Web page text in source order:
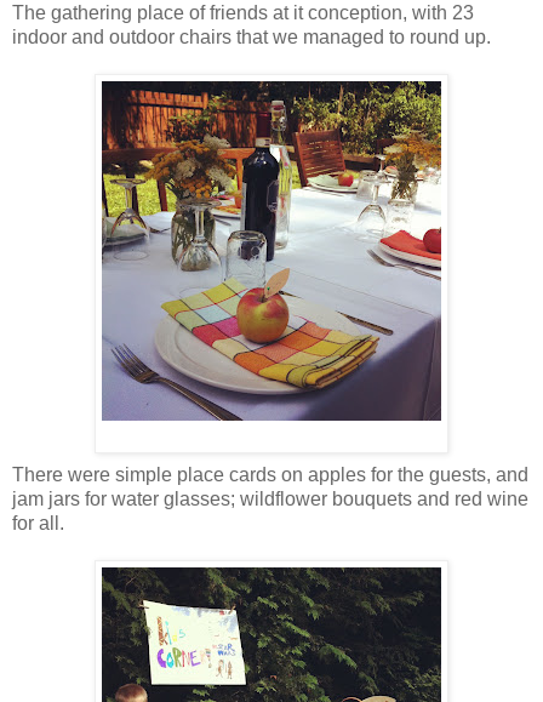
The gathering place of friends at it conception, with 23
indoor and outdoor chairs that we managed to round up.
There were simple place cards on apples for the guests, and
jam jars for water glasses; wildflower bouquets and red wine
for all.